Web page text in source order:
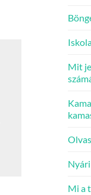
Mit
Mi a